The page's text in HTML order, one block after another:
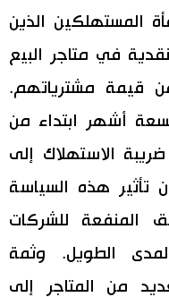
المستهلكين الذين
في متاجر البيع
بنقاط تصل إلى 5% من قيمة مشترياتهم.
أشهر ابتداء من
رفع ضريبة الاستهلاك إلى
2020. إلا أن تأثير هذه السياسة
للشركات
الطويل. وثمة
من المتاجر إلى